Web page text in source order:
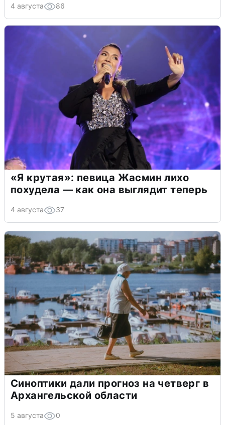
4 августа 86
«Я крутая»: певица Жасмин лихо
похудела — как она выглядит теперь
4 августа 37
Синоптики дали прогноз на четверг в
Архангельской области
5 августа 0